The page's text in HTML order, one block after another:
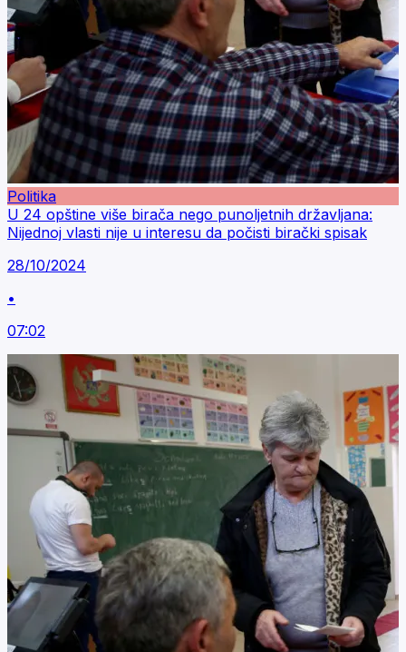
Politika
U 24 opštine više birača nego punoljetnih državljana:
Nijednoj vlasti nije u interesu da počisti birački spisak
28/10/2024
•
07:02